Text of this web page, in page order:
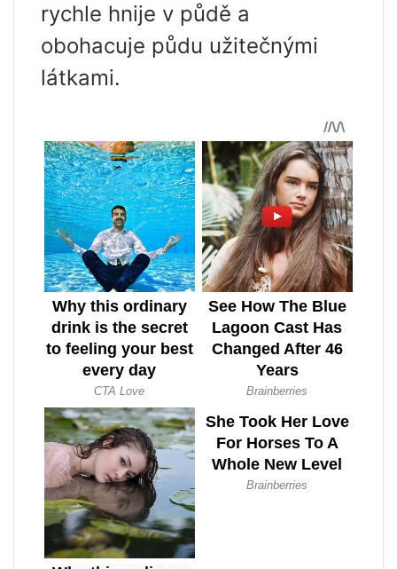
rychle hnije v půdě a
obohacuje půdu užitečnými
látkami.